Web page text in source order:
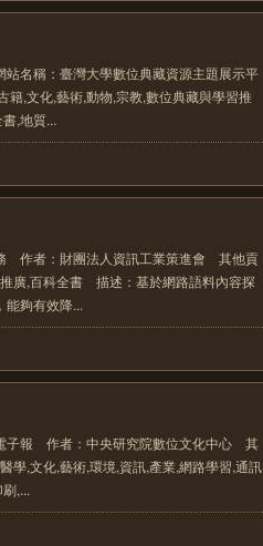
名稱：臺灣大學數位典藏資源主題展示平
,文化,藝術,動物,宗教,數位典藏與學習推
,地質...
作者：財團法人資訊工業策進會 其他貢
廣,百科全書 描述：基於網路語料內容探
能夠有效降...
子報 作者：中央研究院數位文化中心 其
,文化,藝術,環境,資訊,產業,網路學習,通訊
,...